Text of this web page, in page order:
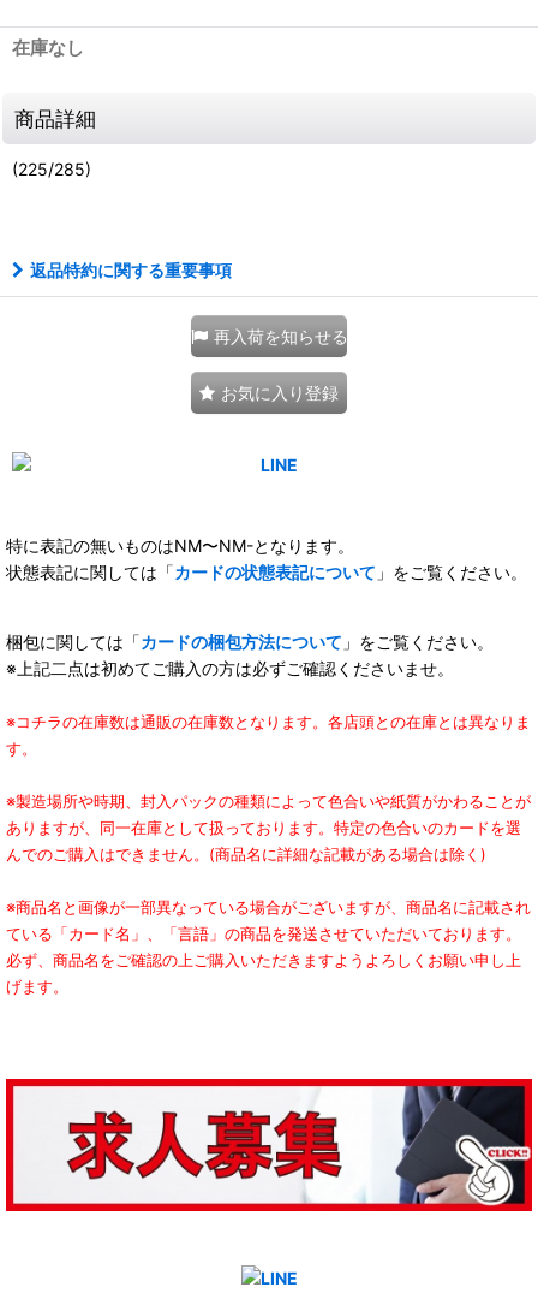
在庫なし
商品詳細
(225/285)
返品特約に関する重要事項
再入荷を知らせる
お気に入り登録
特に表記の無いものはNM〜NM-となります。
状態表記に関しては「カードの状態表記について 」をご覧ください。
梱包に関しては「カードの梱包方法について 」をご覧ください。
※上記二点は初めてご購入の方は必ずご確認くださいませ。
※コチラの在庫数は通販の在庫数となります。各店頭との在庫とは異なりま
す。
※製造場所や時期、封入パックの種類によって色合いや紙質がかわることが
ありますが、同一在庫として扱っております。特定の色合いのカードを選
んでのご購入はできません。(商品名に詳細な記載がある場合は除く)
※商品名と画像が一部異なっている場合がございますが、商品名に記載され
ている「カード名」、「言語」の商品を発送させていただいております。
必ず、商品名をご確認の上ご購入いただきますようよろしくお願い申し上
げます。